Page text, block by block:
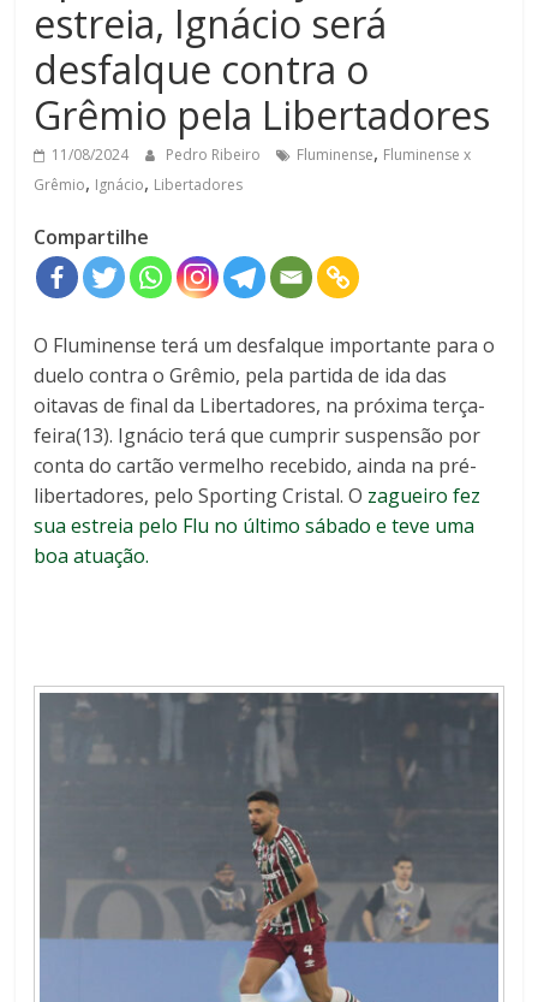
estreia, Ignácio será
desfalque contra o
Grêmio pela Libertadores
11/08/2024 Pedro Ribeiro Fluminense, Fluminense x
Grêmio, Ignácio, Libertadores
Compartilhe
O Fluminense terá um desfalque importante para o
duelo contra o Grêmio, pela partida de ida das
oitavas de final da Libertadores, na próxima terça-
feira(13). Ignácio terá que cumprir suspensão por
conta do cartão vermelho recebido, ainda na pré-
libertadores, pelo Sporting Cristal. O zagueiro fez
sua estreia pelo Flu no último sábado e teve uma
boa atuação.